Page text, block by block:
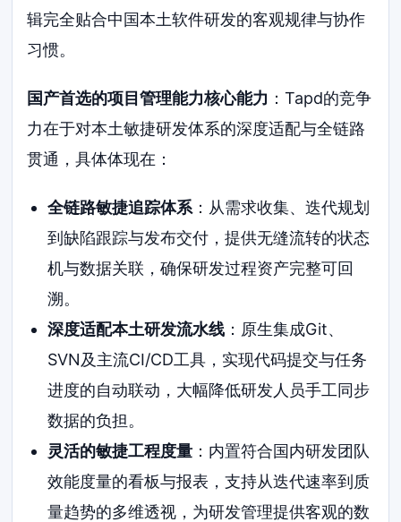
辑完全贴合中国本土软件研发的客观规律与协作
习惯。
国产首选的项目管理能力核心能力 ：Tapd的竞争
力在于对本土敏捷研发体系的深度适配与全链路
贯通，具体体现在：
全链路敏捷追踪体系：从需求收集、迭代规划
到缺陷跟踪与发布交付，提供无缝流转的状态
机与数据关联，确保研发过程资产完整可回
溯。
深度适配本土研发流水线：原生集成Git、
SVN及主流CI/CD工具，实现代码提交与任务
进度的自动联动，大幅降低研发人员手工同步
数据的负担。
灵活的敏捷工程度量：内置符合国内研发团队
效能度量的看板与报表，支持从迭代速率到质
量趋势的多维透视，为研发管理提供客观的数